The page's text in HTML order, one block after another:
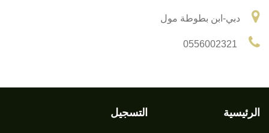
دبي-ابن بطوطة مول
الرئيسية التسجيل